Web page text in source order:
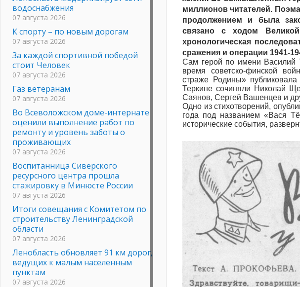
миллионов читателей. Поэма
продолжением и была
связано с ходом
хронологическая
сражения и операции 1941-
Сам герой по имени Василий
время советско-финской
страже Родины»
Теркине сочиняли Николай
Саянов, Сергей Вашенцев и
Одно из стихотворений,
года под названием «Вася
исторические события,
водоснабжения
07 августа 2026
К спорту – по новым дорогам
07 августа 2026
За каждой спортивной победой
стоит Человек
07 августа 2026
Газ ветеранам
07 августа 2026
Во Всеволожском доме-интернате
оценили выполнение работ по
ремонту и уровень заботы о
проживающих
07 августа 2026
Воспитанница Сиверского
ресурсного центра прошла
стажировку в Минюсте России
07 августа 2026
Итоги совещания с Комитетом по
строительству Ленинградской
области
07 августа 2026
Ленобласть обновляет 91 км дорог,
ведущих к малым населенным
пунктам
07 августа 2026